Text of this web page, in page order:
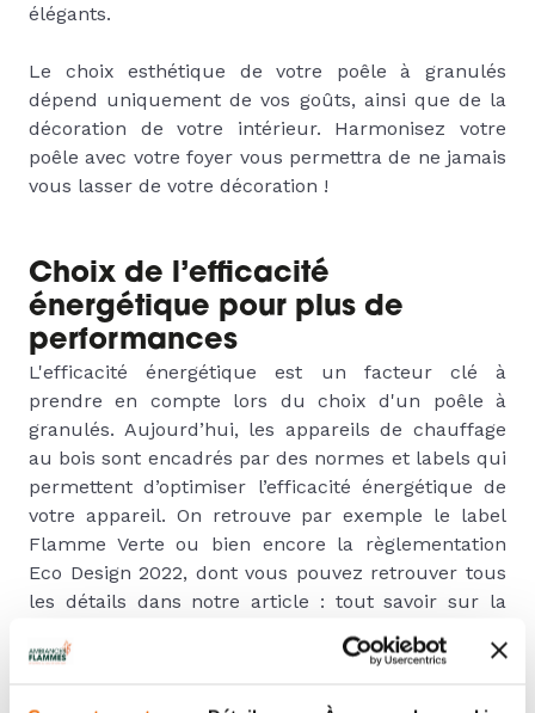
élégants.
Le choix esthétique de votre poêle à granulés
dépend uniquement de vos goûts, ainsi que de la
décoration de votre intérieur. Harmonisez votre
poêle avec votre foyer vous permettra de ne jamais
vous lasser de votre décoration !
Choix de l’efficacité
énergétique pour plus de
performances
L'efficacité énergétique est un facteur clé à
prendre en compte lors du choix d'un poêle à
granulés. Aujourd’hui, les appareils de chauffage
au bois sont encadrés par des normes et labels qui
permettent d’optimiser l’efficacité énergétique de
votre appareil. On retrouve par exemple le label
Flamme Verte ou bien encore la règlementation
Eco Design 2022, dont vous pouvez retrouver tous
les détails dans notre article : tout savoir sur la